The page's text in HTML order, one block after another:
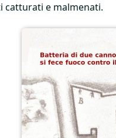
catturati e malmenati.